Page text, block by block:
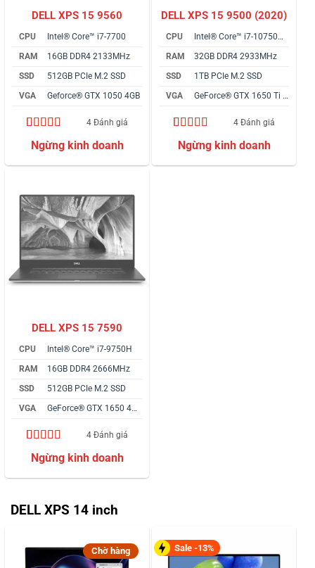
DELL XPS 15 9560
CPU
Intel® Core™ i7-7700
RAM
16GB DDR4 2133MHz
SSD
512GB PCIe M.2 SSD
VGA
Geforce® GTX 1050 4GB
4.75 trên 5
dựa trên
4
4 Đánh giá
DELL XPS 15 9500 (2020)
CPU
Intel® Core™ i7-10750H vPro
RAM
32GB DDR4 2933MHz
SSD
1TB PCIe M.2 SSD
VGA
GeForce® GTX 1650 Ti 4GB
5.00 trên 5
dựa trên
4
4 Đánh giá
DELL XPS 15 7590
CPU
Intel® Core™ i7-9750H
RAM
16GB DDR4 2666MHz
SSD
512GB PCIe M.2 SSD
VGA
GeForce® GTX 1650 4GB
4.50 trên 5
dựa trên
4
4 Đánh giá
DELL XPS 14 inch
Chờ hàng Sale -13%